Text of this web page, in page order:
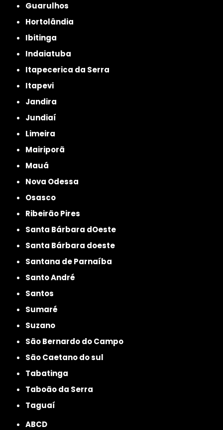
Guarulhos
Hortolândia
Ibitinga
Indaiatuba
Itapecerica da Serra
Itapevi
Jandira
Jundiaí
Limeira
Mairiporã
Mauá
Nova Odessa
Osasco
Ribeirão Pires
Santa Bárbara dOeste
Santa Bárbara doeste
Santana de Parnaíba
Santo André
Santos
Sumaré
Suzano
São Bernardo do Campo
São Caetano do sul
Tabatinga
Taboão da Serra
Taguaí
ABCD